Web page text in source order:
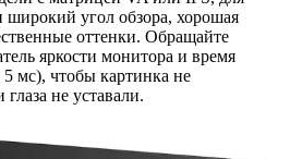
широкий угол обзора, хорошая
оттенки. Обращайте
яркости монитора и время
мс), чтобы картинка не
не уставали.